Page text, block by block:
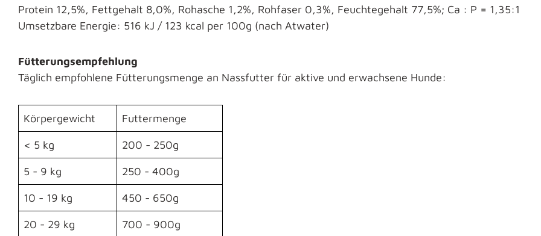
Protein 12,5%, Fettgehalt 8,0%, Rohasche 1,2%, Rohfaser 0,3%, Feuchtegehalt 77,5%; Ca : P = 1,35:1
Umsetzbare Energie: 516 kJ / 123 kcal per 100g (nach Atwater)
Fütterungsempfehlung
Täglich empfohlene Fütterungsmenge an Nassfutter für aktive und erwachsene Hunde:
Körpergewicht Futtermenge
< 5 kg 200 - 250g
5 - 9 kg 250 - 400g
10 - 19 kg 450 - 650g
20 - 29 kg 700 - 900g